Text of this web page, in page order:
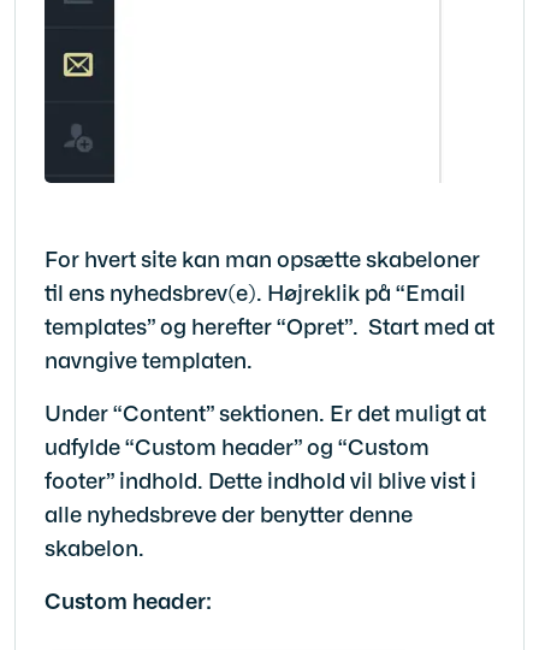
For hvert site kan man opsætte skabeloner
til ens nyhedsbrev(e). Højreklik på “Email
templates” og herefter “Opret”. Start med at
navngive templaten.
Under “Content” sektionen. Er det muligt at
udfylde “Custom header” og “Custom
footer” indhold. Dette indhold vil blive vist i
alle nyhedsbreve der benytter denne
skabelon.
Custom header: